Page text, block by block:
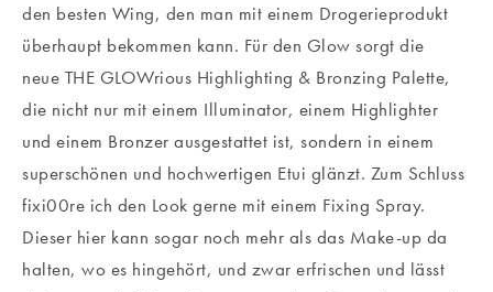
den besten Wing, den man mit einem Drogerieprodukt
überhaupt bekommen kann. Für den Glow sorgt die
neue THE GLOWrious Highlighting & Bronzing Palette,
die nicht nur mit einem Illuminator, einem Highlighter
und einem Bronzer ausgestattet ist, sondern in einem
superschönen und hochwertigen Etui glänzt. Zum Schluss
fixi00re ich den Look gerne mit einem Fixing Spray.
Dieser hier kann sogar noch mehr als das Make-up da
halten, wo es hingehört, und zwar erfrischen und lässt